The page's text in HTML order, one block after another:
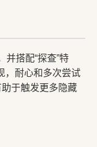
并搭配“探查”特
，耐心和多次尝试
助于触发更多隐藏